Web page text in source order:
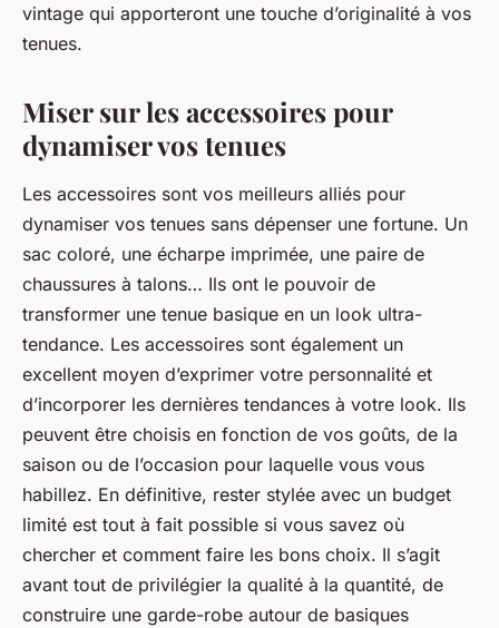
vintage qui apporteront une touche d’originalité à vos
tenues.
Miser sur les accessoires pour
dynamiser vos tenues
Les accessoires sont vos meilleurs alliés pour
dynamiser vos tenues sans dépenser une fortune. Un
sac coloré, une écharpe imprimée, une paire de
chaussures à talons… Ils ont le pouvoir de
transformer une tenue basique en un look ultra-
tendance. Les accessoires sont également un
excellent moyen d’exprimer votre personnalité et
d’incorporer les dernières tendances à votre look. Ils
peuvent être choisis en fonction de vos goûts, de la
saison ou de l’occasion pour laquelle vous vous
habillez. En définitive, rester stylée avec un budget
limité est tout à fait possible si vous savez où
chercher et comment faire les bons choix. Il s’agit
avant tout de privilégier la qualité à la quantité, de
construire une garde-robe autour de basiques